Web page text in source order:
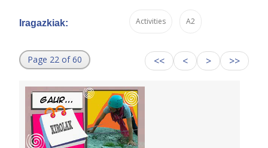
Iragazkiak: Activities A2
Page 22 of 60 << < > >>